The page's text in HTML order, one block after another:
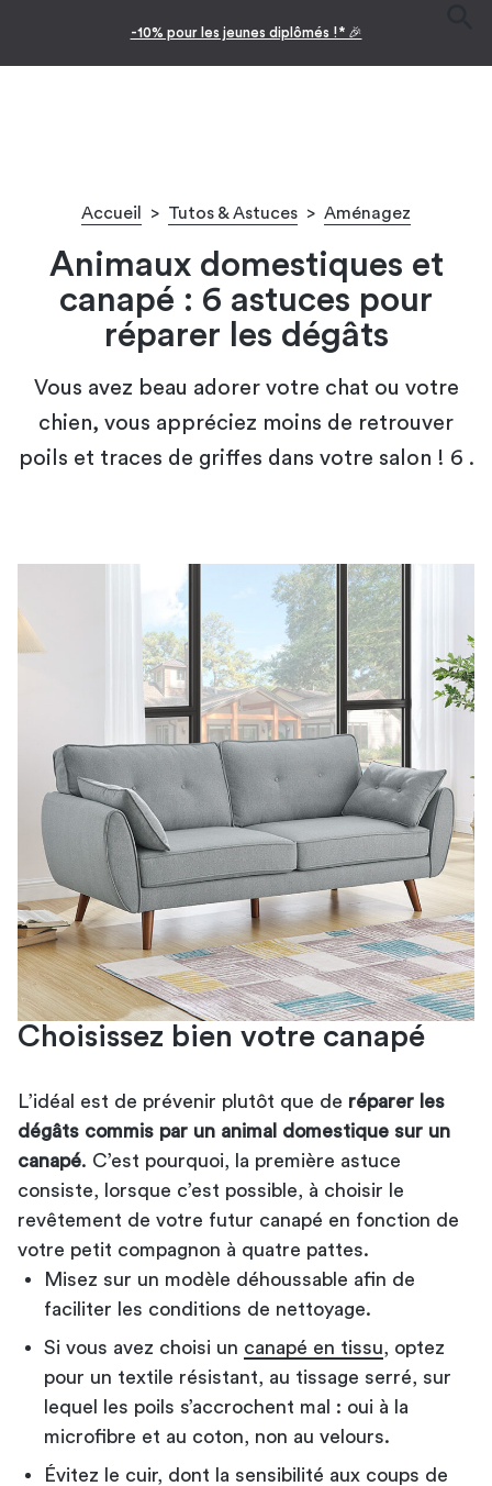
-10% pour les jeunes diplômés !* 🎉
Accueil > Tutos & Astuces > Aménagez
Animaux domestiques et
canapé : 6 astuces pour
réparer les dégâts
Vous avez beau adorer votre chat ou votre
chien, vous appréciez moins de retrouver
poils et traces de griffes dans votre salon ! 6 .
Choisissez bien votre canapé
L’idéal est de prévenir plutôt que de réparer les
dégâts commis par un animal domestique sur un
canapé. C’est pourquoi, la première astuce
consiste, lorsque c’est possible, à choisir le
revêtement de votre futur canapé en fonction de
votre petit compagnon à quatre pattes.
Misez sur un modèle déhoussable afin de
faciliter les conditions de nettoyage.
Si vous avez choisi un canapé en tissu , optez
pour un textile résistant, au tissage serré, sur
lequel les poils s’accrochent mal : oui à la
microfibre et au coton, non au velours.
Évitez le cuir, dont la sensibilité aux coups de